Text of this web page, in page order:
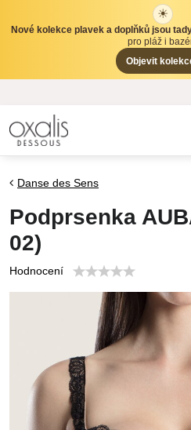
☀
Nové kolekce plavek a doplňků jsou
pro pláž i
Objevit
Danse des Sens
Podprsenka
02)
Hodnocení